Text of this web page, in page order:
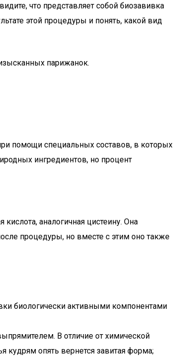
что представляет собой биозавивка
этой процедуры и понять, какой вид
парижанок.
помощи специальных составов, в которых
ингредиентов, но процент
аналогичная цистеину. Она
процедуры, но вместе с этим оно также
биологически активными компонентами
В отличие от химической
кудрям опять вернется завитая форма;